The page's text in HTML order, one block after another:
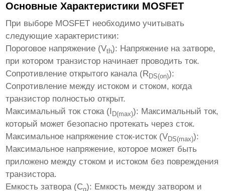
Основные Характеристики MOSFET
При выборе MOSFET необходимо учитывать
следующие характеристики:
Пороговое напряжение (Vth): Напряжение на затворе,
при котором транзистор начинает проводить ток.
Сопротивление открытого канала (RDS(on)):
Сопротивление между истоком и стоком, когда
транзистор полностью открыт.
Максимальный ток стока (I D(max)): Максимальный ток,
который может безопасно протекать через сток.
Максимальное напряжение сток-исток (VDS(max)):
Максимальное напряжение, которое может быть
приложено между стоком и истоком без повреждения
транзистора.
Емкость затвора (Cg): Емкость между затвором и